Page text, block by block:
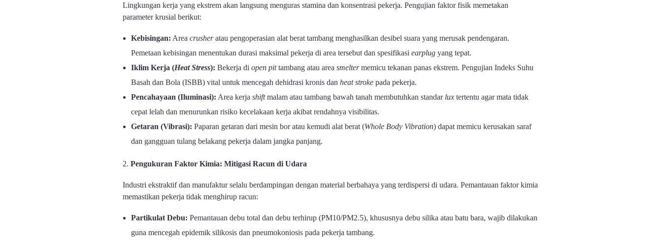
Lingkungan kerja yang ekstrem akan langsung menguras stamina dan konsentrasi pekerja. Pengujian faktor fisik memetakan
parameter krusial berikut:
Kebisingan: Areacrusheratau pengoperasian alat berat tambang menghasilkan desibel suara yang merusak pendengaran.
Pemetaan kebisingan menentukan durasi maksimal pekerja di area tersebut dan spesifikasiearplug yang tepat.
Iklim Kerja (Heat Stress): Bekerja diopen pittambang atau areasmeltermemicu tekanan panas ekstrem. Pengujian Indeks Suhu
Basah dan Bola (ISBB) vital untuk mencegah dehidrasi kronis danheat stroke pada pekerja.
Pencahayaan (Iluminasi): Area kerjashiftmalam atau tambang bawah tanah membutuhkan standar lux tertentu agar mata tidak
cepat lelah dan menurunkan risiko kecelakaan kerja akibat rendahnya visibilitas.
Getaran (Vibrasi): Paparan getaran dari mesin bor atau kemudi alat berat (Whole Body Vibration) dapat memicu kerusakan saraf
dan gangguan tulang belakang pekerja dalam jangka panjang.
Pengukuran Faktor Kimia: Mitigasi Racun di Udara
Industri ekstraktif dan manufaktur selalu berdampingan dengan material berbahaya yang terdispersi di udara. Pemantauan faktor kimia
memastikan pekerja tidak menghirup racun:
Partikulat Debu: Pemantauan debu total dan debu terhirup (PM10/PM2.5), khususnya debu silika atau batu bara, wajib dilakukan
guna mencegah epidemik silikosis dan pneumokoniosis pada pekerja tambang.